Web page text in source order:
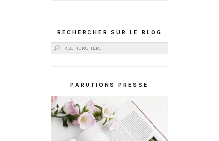
RECHERCHER SUR LE BLOG
Rechercher :
PARUTIONS PRESSE